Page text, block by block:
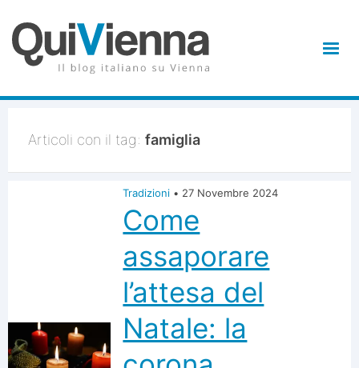
Articoli con il tag: famiglia
Tradizioni • 27 Novembre 2024
Come
assaporare
l’attesa del
Natale: la